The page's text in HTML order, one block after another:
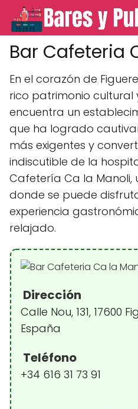
Bar Cafeteria
En el corazón de
rico patrimonio cultural
encuentra un
que ha logrado
más exigentes y
indiscutible de la
Cafetería Ca la
donde se puede
experiencia
relajado.
Dirección
Calle Nou, 131, 17600
España
Teléfono
+34 616 31 73 91